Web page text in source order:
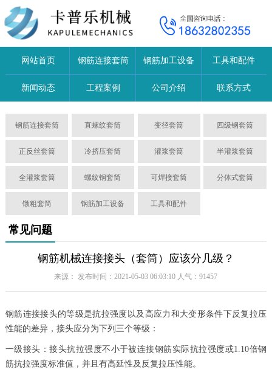
网站首页 钢筋连接套筒 钢筋加工设备 工具和配件
新闻动态 工程案例 公司介绍 联系方式
钢筋连接套筒 直螺纹套筒 变径套筒 四级钢套筒
正反丝套筒 冷挤压套筒 灌浆套筒 半灌浆套筒
全灌浆套筒 螺纹钢套筒 可焊接套筒 分体式套筒
镦粗套筒 钢筋加工设备 工具和配件
常见问题
钢筋机械连接接头（套筒）应该分几级？
来源： 发布时间：2021-05-03 06:03:10 人气：91457
钢筋连接接头的等级是抗拉强度以及高应力和大变形条件下反复拉压
性能的差异，接头应分为下列三个等级：
一级接头：接头抗拉强度不小于被连接钢筋实际抗拉强度或1.10倍钢
筋抗拉强度标准值，并且有高延性及反复拉压性能。